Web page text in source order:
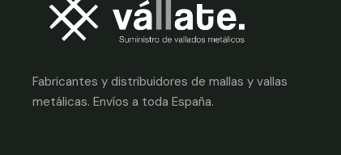
Fabricantes y distribuidores de mallas y vallas
metálicas. Envíos a toda España.